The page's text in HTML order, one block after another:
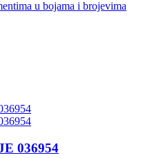
036954